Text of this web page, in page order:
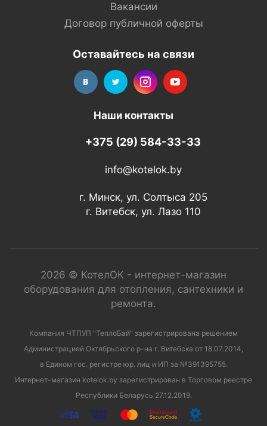
Вакансии
Договор публичной оферты
Оставайтесь на связи
Наши контакты
+375 (29) 584-33-33
info@kotelok.by
г. Минск, ул. Солтыса 205
г. Витебск, ул. Лазо 110
2026 © КотелОК - интернет-магазин
оборудования для отопления, сантехники и
ремонта.
Компания ЧТПУП "ТеплоБай" зарегистрирована решением
Администрацией Октябрьского р-на г. Витебска от 18.07.2014,
в Едином гос. регистре юр. лиц и ИП за №391395755.
Интернет-магазин kotelok.by зарегистрирован в Торговом реестре
Республики Беларусь 27.12.2019.